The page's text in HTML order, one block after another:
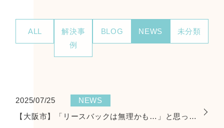
ALL
解決事
例
BLOG NEWS 未分類
2025/07/25
NEWS
【大阪市】「リースバックは無理かも…」と思った方へ。希望を叶えた解決事例をご紹介！